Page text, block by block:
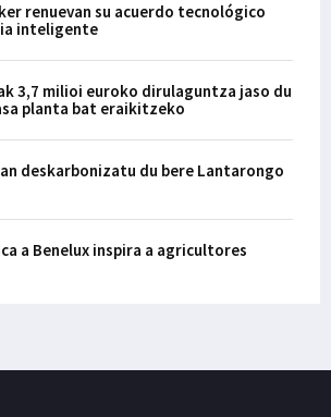
renuevan su acuerdo tecnológico
inteligente
3,7 milioi euroko dirulaguntza jaso du
planta bat eraikitzeko
deskarbonizatu du bere Lantarongo
a Benelux inspira a agricultores